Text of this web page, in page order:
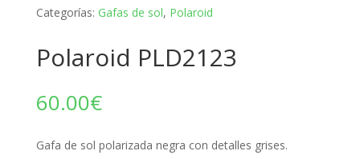
Categorías: Gafas de sol, Polaroid
Polaroid PLD2123
60.00€
Gafa de sol polarizada negra con detalles grises.